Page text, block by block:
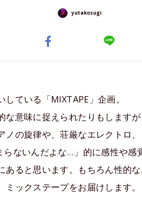
yutakosugi
ている「MIXTAPE」企画。
な意味に捉えられたりもしますが
ノの旋律や、荘厳なエレクトロ
ないんだよな…」的に感性や感
あると思います。もちろん性的
ックステープをお届けします。